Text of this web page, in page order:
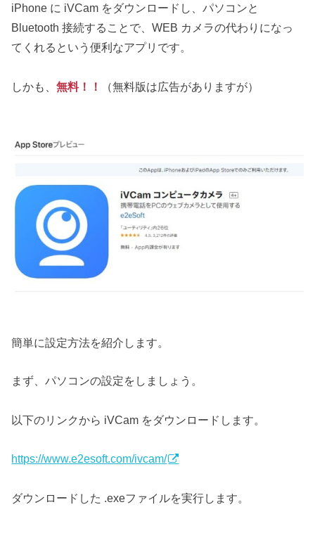
iPhone に iVCam をダウンロードし、パソコンと
Bluetooth 接続することで、WEB カメラの代わりになっ
てくれるという便利なアプリです。
しかも、無料！！ （無料版は広告がありますが）
簡単に設定方法を紹介します。
まず、パソコンの設定をしましょう。
以下のリンクから iVCam をダウンロードします。
https://www.e2esoft.com/ivcam/
ダウンロードした .exeファイルを実行します。